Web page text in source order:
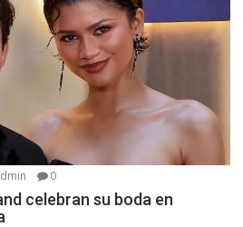
0
celebran su boda en